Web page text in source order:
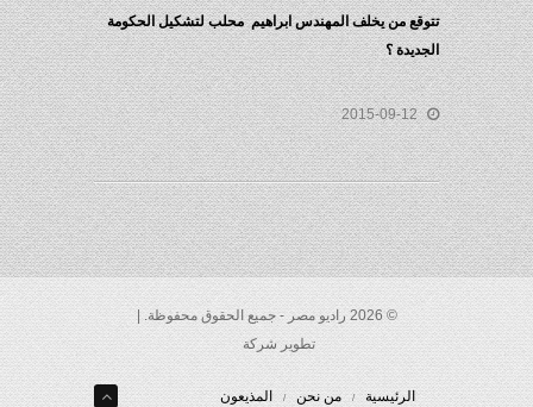
تتوقع من يخلف المهندس ابراهيم محلب لتشكيل الحكومة
الجديدة ؟
2015-09-12
© 2026 راديو مصر - جميع الحقوق محفوظة. |
تطوير شركة
الرئيسية من نحن المذيعون